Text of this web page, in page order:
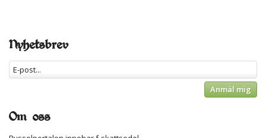
Nyhetsbrev
Anmäl mig
Om oss